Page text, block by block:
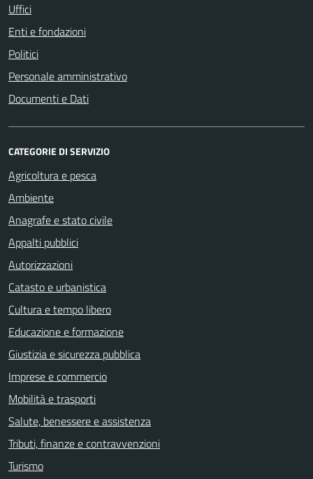
Uffici
Enti e fondazioni
Politici
Personale amministrativo
Documenti e Dati
CATEGORIE DI SERVIZIO
Agricoltura e pesca
Ambiente
Anagrafe e stato civile
Appalti pubblici
Autorizzazioni
Catasto e urbanistica
Cultura e tempo libero
Educazione e formazione
Giustizia e sicurezza pubblica
Imprese e commercio
Mobilità e trasporti
Salute, benessere e assistenza
Tributi, finanze e contravvenzioni
Turismo